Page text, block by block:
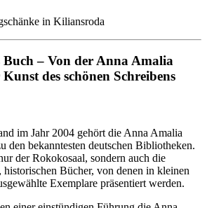
in Kiliansroda
– Von der Anna Amalia
des schönen Schreibens
im Jahr 2004 gehört die Anna Amalia
den bekanntesten deutschen Bibliotheken.
der Rokokosaal, sondern auch die
Bücher, von denen in kleinen
Exemplare präsentiert werden.